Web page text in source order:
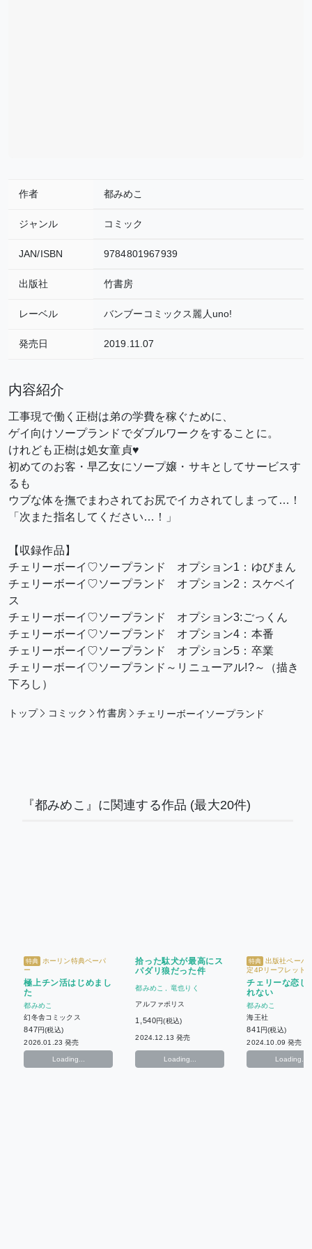
作者 都みめこ
ジャンル コミック
JAN/ISBN 9784801967939
出版社 竹書房
レーベル バンブーコミックス麗人uno!
発売日 2019.11.07
内容紹介
工事現で働く正樹は弟の学費を稼ぐために、
ゲイ向けソープランドでダブルワークをすることに。
けれども正樹は処女童貞♥
初めてのお客・早乙女にソープ嬢・サキとしてサービスす
るも
ウブな体を撫でまわされてお尻でイカされてしまって…！
「次また指名してください…！」
【収録作品】
チェリーボーイ♡ソープランド オプション1：ゆびまん
チェリーボーイ♡ソープランド オプション2：スケベイ
ス
チェリーボーイ♡ソープランド オプション3:ごっくん
チェリーボーイ♡ソープランド オプション4：本番
チェリーボーイ♡ソープランド オプション5：卒業
チェリーボーイ♡ソープランド～リニューアル!?～（描き
下ろし）
トップ コミック 竹書房 チェリーボーイソープランド
『都みめこ』に関連する作品 (最大20件)
特典 ホーリン特典ペーパ
ー
極上チン活はじめまし
た
都みめこ
幻冬舎コミックス
847円(税込)
2026.01.23 発売
Loading...
拾った駄犬が最高にス
パダリ狼だった件
都みめこ 竜也りく
アルファポリス
1,540円(税込)
2024.12.13 発売
Loading...
特典 出版社ペーパ
定4Pリーフレット
チェリーな恋じ
れない
都みめこ
海王社
841 円(税込)
2024.10.09 発売
Loading...